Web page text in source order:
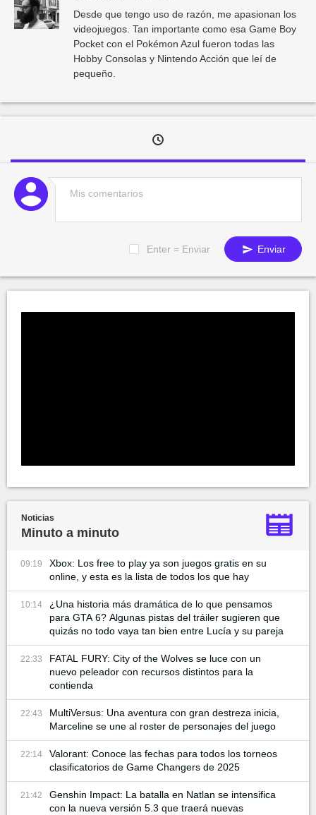
Desde que tengo uso de razón, me apasionan los
videojuegos. Tan importante como esa Game Boy
Pocket con el Pokémon Azul fueron todas las
Hobby Consolas y Nintendo Acción que leí de
pequeño.
Enter = Enviar Enviar
Noticias
Minuto a minuto
09:19
Xbox: Los free to play ya son juegos gratis en su
online, y esta es la lista de todos los que hay
10:14
¿Una historia más dramática de lo que pensamos
para GTA 6? Algunas pistas del tráiler sugieren que
quizás no todo vaya tan bien entre Lucía y su pareja
22:33
FATAL FURY: City of the Wolves se luce con un
nuevo peleador con recursos distintos para la
contienda
22:43
MultiVersus: Una aventura con gran destreza inicia,
Marceline se une al roster de personajes del juego
22:14
Valorant: Conoce las fechas para todos los torneos
clasificatorios de Game Changers de 2025
21:42
Genshin Impact: La batalla en Natlan se intensifica
con la nueva versión 5.3 que traerá nuevas